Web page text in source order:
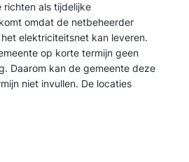
richten als tijdelijke
omdat de netbeheerder
elektriciteitsnet kan leveren.
op korte termijn geen
Daarom kan de gemeente deze
niet invullen. De locaties